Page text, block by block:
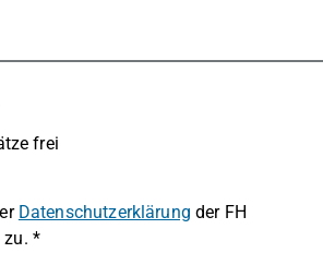
frei
Datenschutzerklärung der FH
zu. *